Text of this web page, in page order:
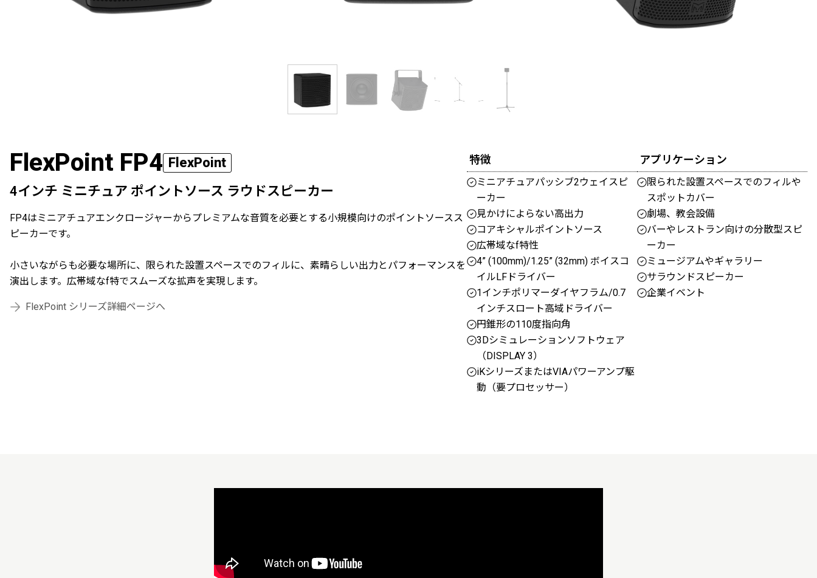
FlexPoint FP4 FlexPoint
4インチ ミニチュア ポイントソース ラウドスピーカー
FP4はミニアチュアエンクロージャーからプレミアムな音質を必要とする小規模向けのポイントソースス
ピーカーです。
小さいながらも必要な場所に、限られた設置スペースでのフィルに、素晴らしい出力とパフォーマンスを
演出します。広帯域なf特でスムーズな拡声を実現します。
FlexPoint シリーズ詳細ページへ
特徴
ミニアチュアパッシブ2ウェイスピ
ーカー
見かけによらない高出力
コアキシャルポイントソース
広帯域なf特性
4” (100mm)/1.25” (32mm) ボイスコ
イルLFドライバー
1インチポリマーダイヤフラム/0.7
インチスロート高域ドライバー
円錐形の110度指向角
3Dシミュレーションソフトウェア
（DISPLAY 3）
iKシリーズまたはVIAパワーアンプ駆
動（要プロセッサー）
アプリケーション
限られた設置スペースでのフィルや
スポットカバー
劇場、教会設備
バーやレストラン向けの分散型スピ
ーカー
ミュージアムやギャラリー
サラウンドスピーカー
企業イベント